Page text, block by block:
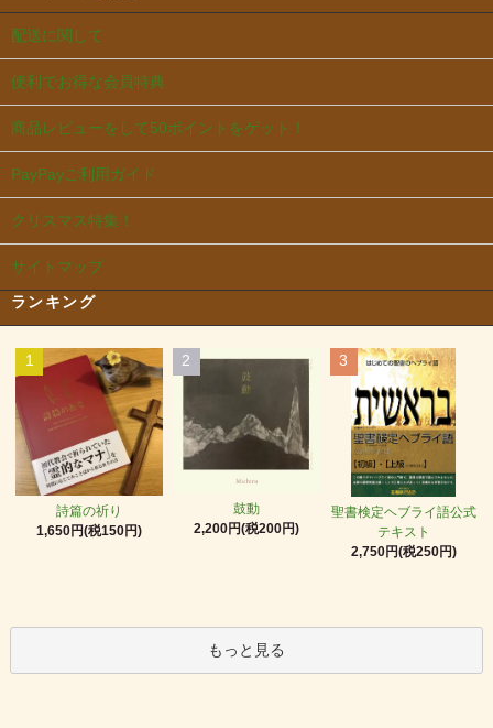
配送に関して
便利でお得な会員特典
商品レビューをして50ポイントをゲット！
PayPayご利用ガイド
クリスマス特集！
サイトマップ
ランキング
1
詩篇の祈り
1,650円(税150円)
2
鼓動
2,200円(税200円)
3
聖書検定ヘブライ語公式
テキスト
2,750円(税250円)
もっと見る